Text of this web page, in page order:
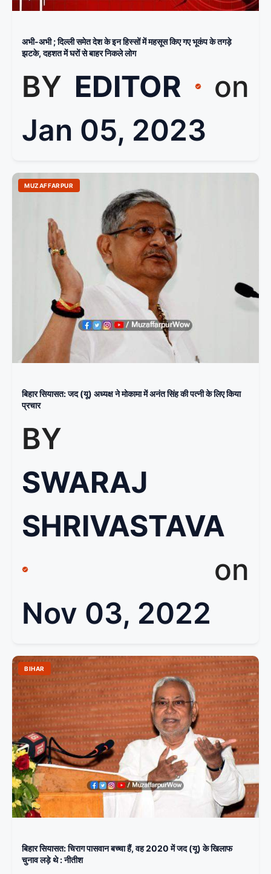
अभी-अभी ; दिल्ली समेत देश के इन हिस्सों में महसूस किए गए भूकंप के तगड़े
झटके, दहशत में घरों से बाहर निकले लोग
BY EDITOR
on
Jan 05, 2023
MUZAFFARPUR
बिहार सियासत: जद (यू) अध्यक्ष ने मोकामा में अनंत सिंह की पत्नी के लिए किया
प्रचार
BY
SWARAJ
SHRIVASTAVA
on
Nov 03, 2022
BIHAR
बिहार सियासत: चिराग पासवान बच्चा हैं, वह 2020 में जद (यू) के खिलाफ
चुनाव लड़े थे : नीतीश